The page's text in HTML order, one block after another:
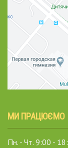
МИ ПРАЦЮЄМО
Пн. - Чт. 9:00 -